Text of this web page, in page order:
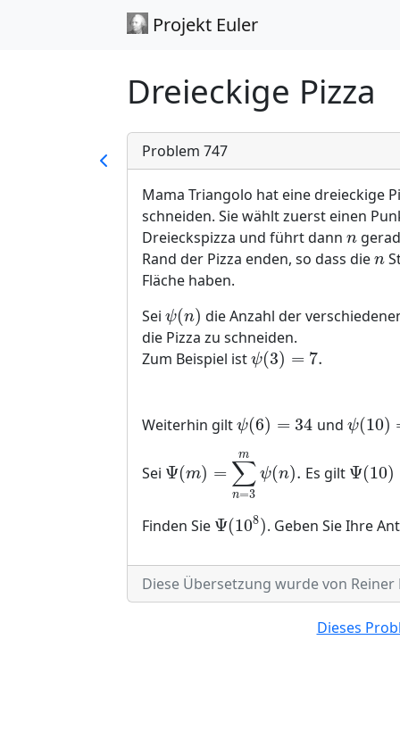
Projekt Euler
Dreieckige Pizza
Problem 747
Mama Triangolo hat eine dreieckige
schneiden. Sie wählt zuerst einen
Dreieckspizza und führt dann n
n
Rand der Pizza enden, so dass die n
n
Fläche haben.
Sei ψ(n)
ψ(n) die Anzahl der
die Pizza zu schneiden.
Zum Beispiel ist ψ(3) = 7.
ψ(3)= 7.
Weiterhin gilt ψ(6) = 34
ψ(6)= 34 und ψ(10)
ψ(10)=
Sei Ψ(m) = ∑
n=3
m
ψ(n).
Ψ(m)= ∑n= 3m ψ(n). Es gilt Ψ(10)
Ψ(10)=
Finden Sie Ψ(108)
Ψ(108) . Geben Sie Ihre
Diese Übersetzung wurde von
Dieses